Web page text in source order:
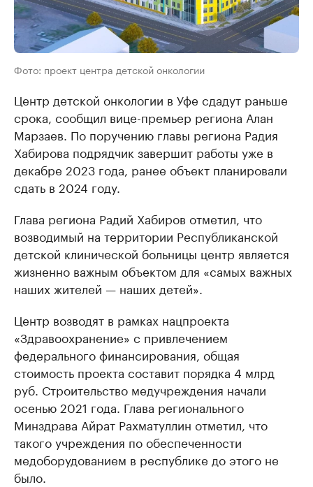
Фото: проект центра детской онкологии
Центр детской онкологии в Уфе сдадут раньше
срока, сообщил вице-премьер региона Алан
Марзаев. По поручению главы региона Радия
Хабирова подрядчик завершит работы уже в
декабре 2023 года, ранее объект планировали
сдать в 2024 году.
Глава региона Радий Хабиров отметил, что
возводимый на территории Республиканской
детской клинической больницы центр является
жизненно важным объектом для «самых важных
наших жителей — наших детей».
Центр возводят в рамках нацпроекта
«Здравоохранение» с привлечением
федерального финансирования, общая
стоимость проекта составит порядка 4 млрд
руб. Строительство медучреждения начали
осенью 2021 года. Глава регионального
Минздрава Айрат Рахматуллин отметил, что
такого учреждения по обеспеченности
медоборудованием в республике до этого не
было.